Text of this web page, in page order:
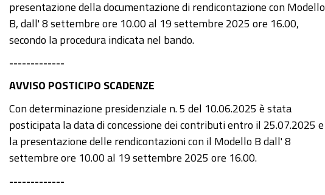
presentazione della documentazione di rendicontazione con Modello
B, dall' 8 settembre ore 10.00 al 19 settembre 2025 ore 16.00,
secondo la procedura indicata nel bando.
-------------
AVVISO POSTICIPO SCADENZE
Con determinazione presidenziale n. 5 del 10.06.2025 è stata
posticipata la data di concessione dei contributi entro il 25.07.2025 e
la presentazione delle rendicontazioni con il Modello B dall' 8
settembre ore 10.00 al 19 settembre 2025 ore 16.00.
-------------